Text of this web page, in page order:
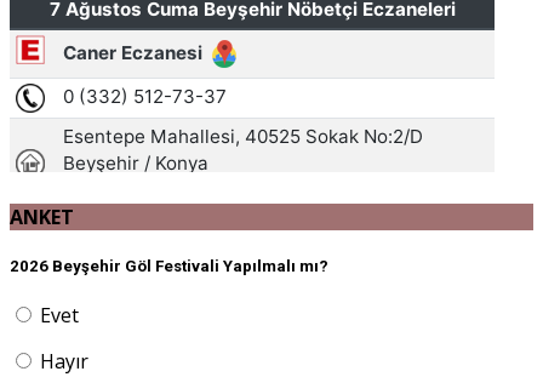
ANKET
2026 Beyşehir Göl Festivali Yapılmalı mı?
Evet
Hayır